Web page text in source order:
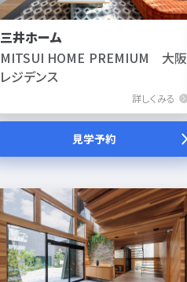
三井ホーム
MITSUI HOME PREMIUM 大阪
レジデンス
詳しくみる
見学予約